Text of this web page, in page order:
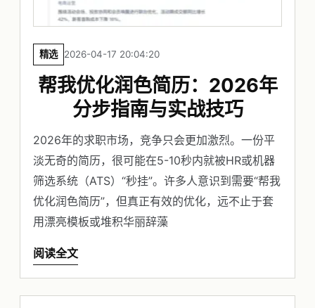
精选 2026-04-17 20:04:20
帮我优化润色简历：2026年
分步指南与实战技巧
2026年的求职市场，竞争只会更加激烈。一份平
淡无奇的简历，很可能在5-10秒内就被HR或机器
筛选系统（ATS）“秒挂”。许多人意识到需要“帮我
优化润色简历”，但真正有效的优化，远不止于套
用漂亮模板或堆积华丽辞藻
阅读全文